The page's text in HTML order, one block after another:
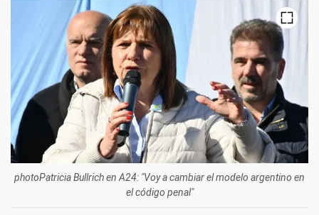
photoPatricia Bullrich en A24: "Voy a cambiar el modelo argentino en
el código penal"